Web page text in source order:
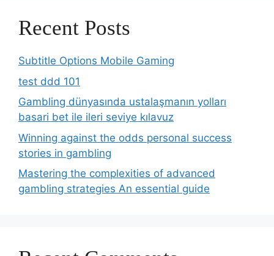
Recent Posts
Subtitle Options Mobile Gaming
test ddd 101
Gambling dünyasında ustalaşmanın yolları
basari bet ile ileri seviye kılavuz
Winning against the odds personal success
stories in gambling
Mastering the complexities of advanced
gambling strategies An essential guide